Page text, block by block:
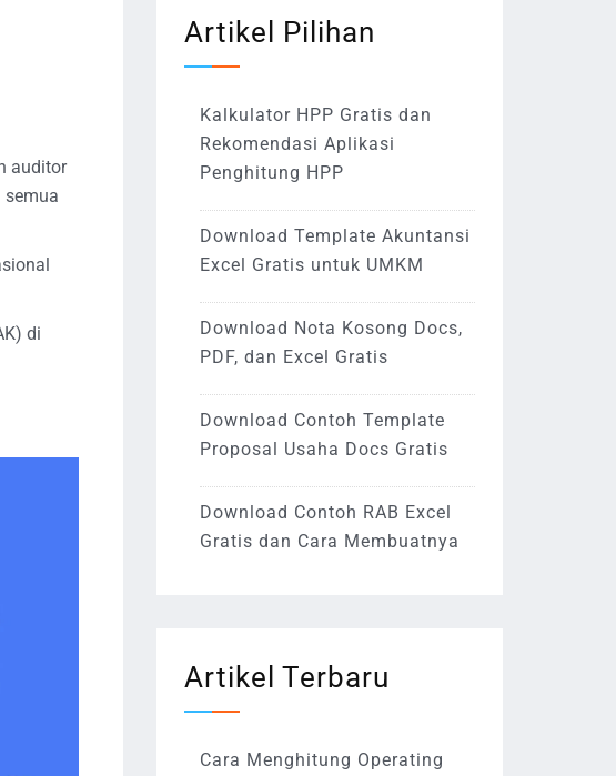
auditor
semua
di
Artikel Pilihan
Kalkulator HPP Gratis dan
Rekomendasi Aplikasi
Penghitung HPP
Download Template Akuntansi
Excel Gratis untuk UMKM
Download Nota Kosong Docs,
PDF, dan Excel Gratis
Download Contoh Template
Proposal Usaha Docs Gratis
Download Contoh RAB Excel
Gratis dan Cara Membuatnya
Artikel Terbaru
Cara Menghitung Operating